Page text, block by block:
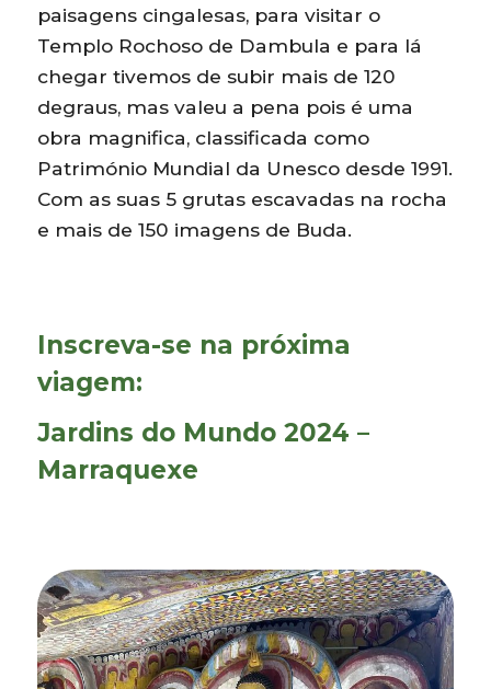
paisagens cingalesas, para visitar o
Templo Rochoso de Dambula e para lá
chegar tivemos de subir mais de 120
degraus, mas valeu a pena pois é uma
obra magnifica, classificada como
Património Mundial da Unesco desde 1991.
Com as suas 5 grutas escavadas na rocha
e mais de 150 imagens de Buda.
Inscreva-se na próxima
viagem:
Jardins do Mundo 2024 –
Marraquexe